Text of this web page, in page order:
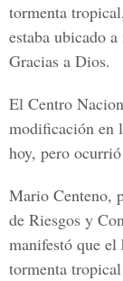
tormenta
estaba ubicado
Gracias a Dios.
El Centro
modificación en
hoy, pero
Mario Centeno,
de Riesgos y
manifestó que el
tormenta